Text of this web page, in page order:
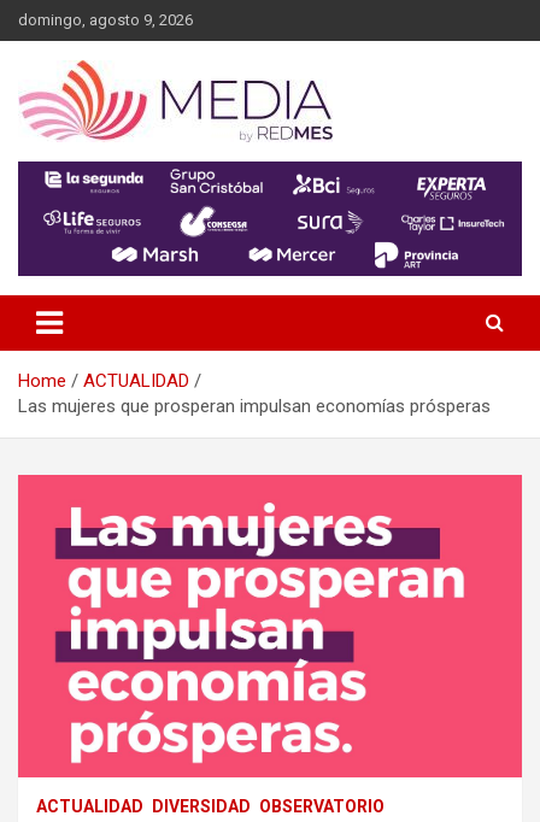
Skip
to
domingo, agosto 9, 2026
Home
ACTUALIDAD
Las mujeres que prosperan impulsan economías prósperas
ACTUALIDAD DIVERSIDAD OBSERVATORIO